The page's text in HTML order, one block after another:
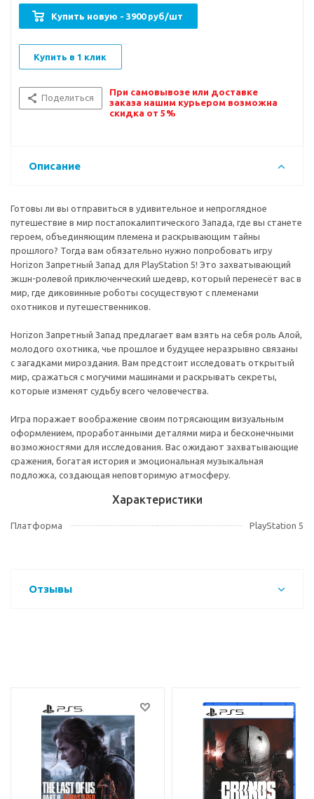
Купить новую - 3900 руб/шт
Купить в 1 клик
Поделиться
При самовывозе или доставке
заказа нашим курьером возможна
скидка от 5%
Описание
Готовы ли вы отправиться в удивительное и непроглядное
путешествие в мир постапокалиптического Запада, где вы станете
героем, объединяющим племена и раскрывающим тайны
прошлого? Тогда вам обязательно нужно попробовать игру
Horizon Запретный Запад для PlayStation 5! Это захватывающий
экшн-ролевой приключенческий шедевр, который перенесёт вас в
мир, где диковинные роботы сосуществуют с племенами
охотников и путешественников.
Horizon Запретный Запад предлагает вам взять на себя роль Алой,
молодого охотника, чье прошлое и будущее неразрывно связаны
с загадками мироздания. Вам предстоит исследовать открытый
мир, сражаться с могучими машинами и раскрывать секреты,
которые изменят судьбу всего человечества.
Игра поражает воображение своим потрясающим визуальным
оформлением, проработанными деталями мира и бесконечными
возможностями для исследования. Вас ожидают захватывающие
сражения, богатая история и эмоциональная музыкальная
подложка, создающая неповторимую атмосферу.
Характеристики
Платформа PlayStation 5
Отзывы